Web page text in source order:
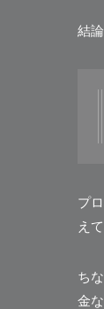
結
プ
え
ち
金